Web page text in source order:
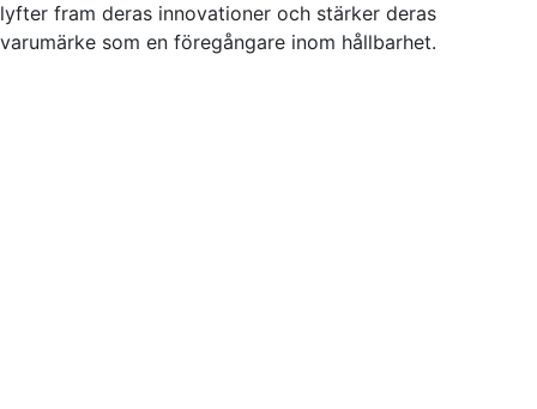
lyfter fram deras innovationer och stärker deras
varumärke som en föregångare inom hållbarhet.